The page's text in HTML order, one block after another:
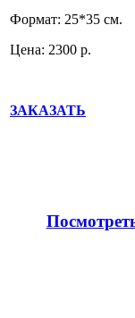
Формат: 25*35 см.
Цена: 2300 р.
ЗАКАЗАТЬ